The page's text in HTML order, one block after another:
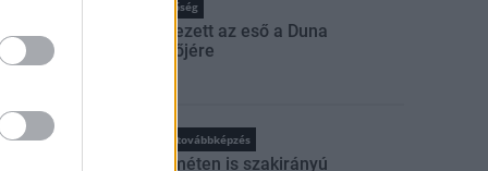
hőség
Megérkezett az eső a Duna
vízgyűjtőjére
hírek továbbképzés
Kecskeméten is szakirányú